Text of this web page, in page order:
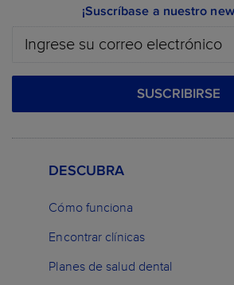
¡Suscríbase a nuestro
SUSCRIBIRSE
DESCUBRA
Cómo funciona
Encontrar clínicas
Planes de salud dental